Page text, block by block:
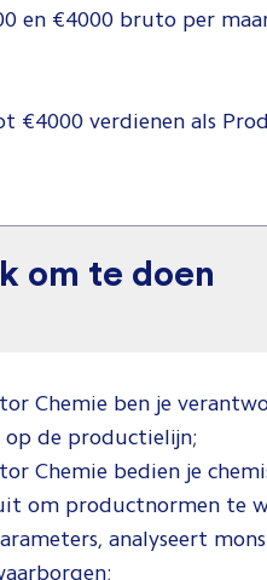
en €4000 bruto per
€4000 verdienen als
om te doen
Chemie ben je
op de productielijn;
Chemie bedien je
om productnormen te
analyseert